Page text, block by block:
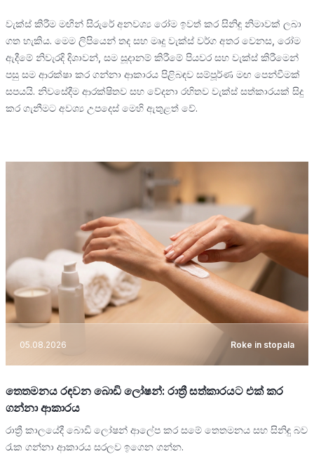
වැක්ස් කිරීම මඟින් සිරුරේ අනවශ්‍ය රෝම ඉවත් කර සිනිඳු නිමාවක් ලබා
ගත හැකිය. මෙම ලිපියෙන් තද සහ මෘදු වැක්ස් වර්ග අතර වෙනස, රෝම
ඇදීමේ නිවැරදි දිශාවන්, සම සූදානම් කිරීමේ පියවර සහ වැක්ස් කිරීමෙන්
පසු සම ආරක්ෂා කර ගන්නා ආකාරය පිළිබඳව සම්පූර්ණ මඟ පෙන්වීමක්
සපයයි. නිවසේදීම ආරක්ෂිතව සහ වේදනා රහිතව වැක්ස් සත්කාරයක් සිදු
කර ගැනීමට අවශ්‍ය උපදෙස් මෙහි ඇතුළත් වේ.
05.08.2026 Roke in stopala
තෙතමනය රඳවන බොඩි ලෝෂන්: රාත්‍රී සත්කාරයට එක් කර
ගන්නා ආකාරය
රාත්‍රී කාලයේදී බොඩි ලෝෂන් ආලේප කර සමේ තෙතමනය සහ සිනිඳු බව
රැක ගන්නා ආකාරය සරලව ඉගෙන ගන්න.